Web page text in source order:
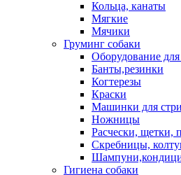
Кольца, канаты
Мягкие
Мячики
Груминг собаки
Оборудование
Банты,резинки
Когтерезы
Краски
Машинки для
Ножницы
Расчески, щетки,
Скребницы,
Гигиена собаки